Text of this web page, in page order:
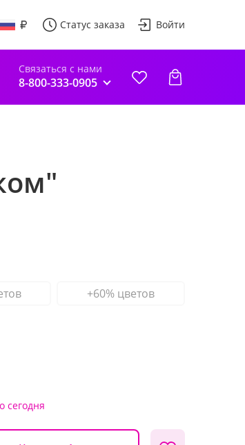
Статус заказа Войти
Связаться с нами
8-800-333-0905
+60% цветов
сегодня